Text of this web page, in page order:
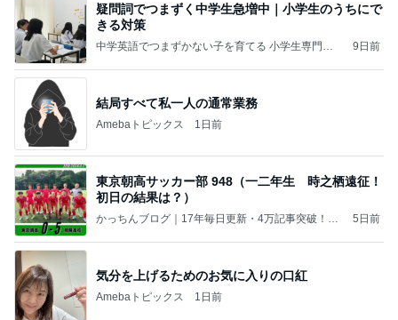
疑問詞でつまずく中学生急増中｜小学生のうちにで
きる対策
中学英語でつまずかない子を育てる 小学生専門・
9日前
結局すべて私一人の通常業務
Amebaトピックス 1日前
東京朝高サッカー部 948（一二年生 時之栖遠征！
初日の結果は？）
かっちんブログ｜17年毎日更新・4万記事突破！朝
5日前
気分を上げるためのお気に入りの口紅
Amebaトピックス 1日前